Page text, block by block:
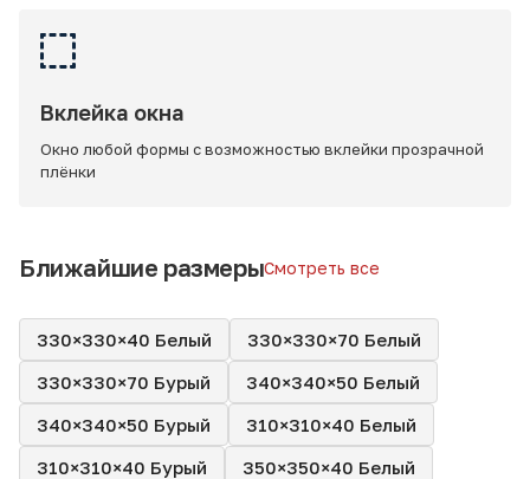
Вклейка окна
Окно любой формы с возможностью вклейки прозрачной
плёнки
Ближайшие размерыСмотреть все
330×330×40 Белый
330×330×70 Белый
330×330×70 Бурый
340×340×50 Белый
340×340×50 Бурый
310×310×40 Белый
310×310×40 Бурый
350×350×40 Белый